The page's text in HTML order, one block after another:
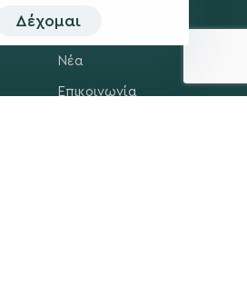
Ανακοινώσεις
Νέα
Επικοινωνία
Δέχομαι